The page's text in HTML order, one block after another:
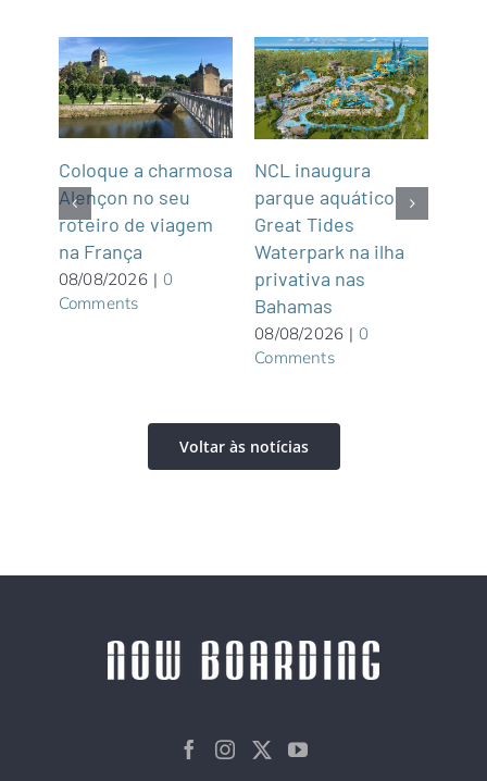
Coloque a charmosa
Alençon no seu
roteiro de viagem
na França
08/08/2026 | 0
Comments
NCL inaugura
parque aquático
Great Tides
Waterpark na ilha
privativa nas
Bahamas
08/08/2026 | 0
Comments
Voltar às notícias